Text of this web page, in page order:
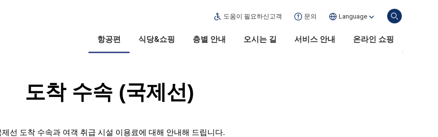
항공편 식당&쇼핑 층별 안내 오시는 길 서비스 안내 온라인 쇼핑
도움이 필요하신 고객 문의 Language
도착 수속 (국제선)
제선 도착 수속과 여객 취급 시설 이용료에 대해 안내해 드립니다.